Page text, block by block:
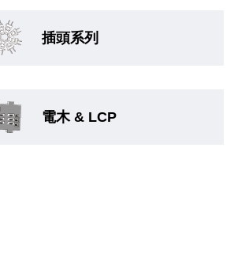
插頭系列
電木 & LCP